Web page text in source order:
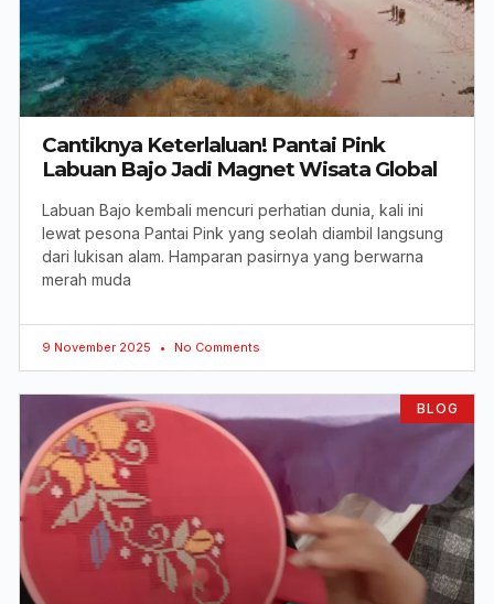
Cantiknya Keterlaluan! Pantai Pink
Labuan Bajo Jadi Magnet Wisata Global
Labuan Bajo kembali mencuri perhatian dunia, kali ini
lewat pesona Pantai Pink yang seolah diambil langsung
dari lukisan alam. Hamparan pasirnya yang berwarna
merah muda
9 November 2025 No Comments
BLOG